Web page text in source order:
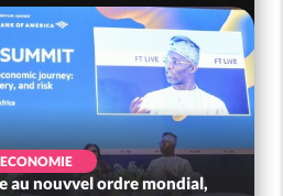
ECONOMIE
au nouvvel ordre mondial,